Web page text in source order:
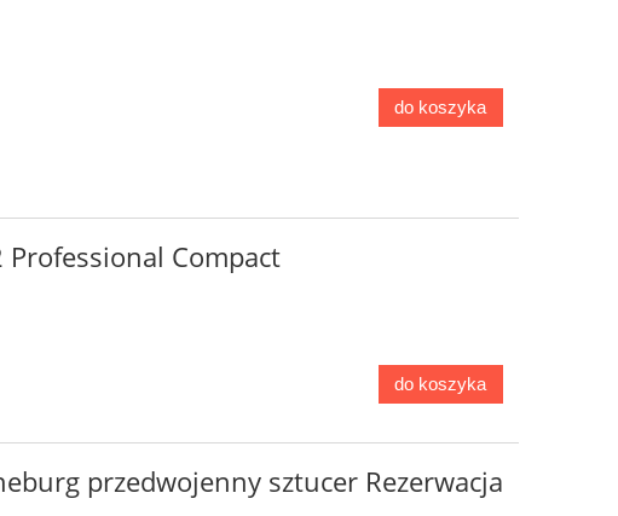
do koszyka
Professional Compact
do koszyka
przedwojenny sztucer Rezerwacja